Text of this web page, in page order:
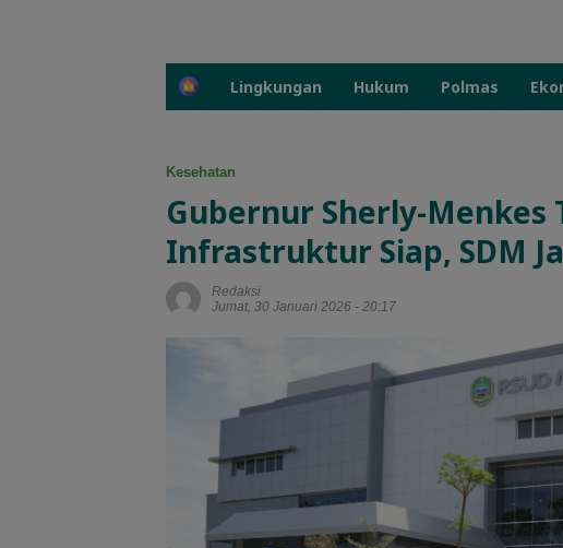
H
Lingkungan Hukum Polmas
Kesehatan
Gubernur Sherly-Menkes
Infrastruktur Siap, SDM
Redaksi
Jumat, 30 Januari 2026 - 20:17